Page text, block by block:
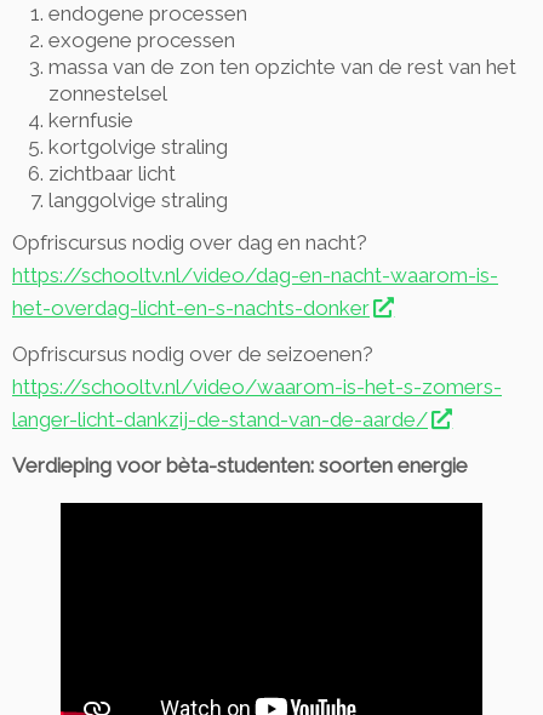
endogene processen
exogene processen
massa van de zon ten opzichte van de rest van het
zonnestelsel
kernfusie
kortgolvige straling
zichtbaar licht
langgolvige straling
Opfriscursus nodig over dag en nacht?
https://schooltv.nl/video/dag-en-nacht-waarom-is-
het-overdag-licht-en-s-nachts-donker
Opfriscursus nodig over de seizoenen?
https://schooltv.nl/video/waarom-is-het-s-zomers-
langer-licht-dankzij-de-stand-van-de-aarde/
Verdieping voor bèta-studenten: soorten energie